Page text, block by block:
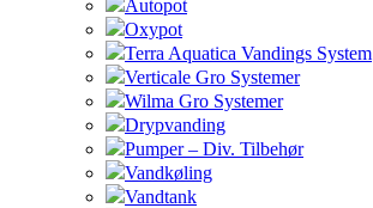
Autopot
Oxypot
Terra Aquatica Vandings System
Verticale Gro Systemer
Wilma Gro Systemer
Drypvanding
Pumper – Div. Tilbehør
Vandkøling
Vandtank